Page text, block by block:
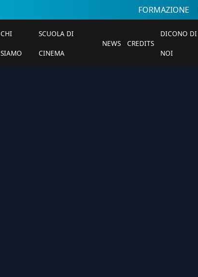
FORMAZIONE
CHI
SIAMO
SCUOLA DI
CINEMA
NEWS CREDITS
DICONO DI
NOI